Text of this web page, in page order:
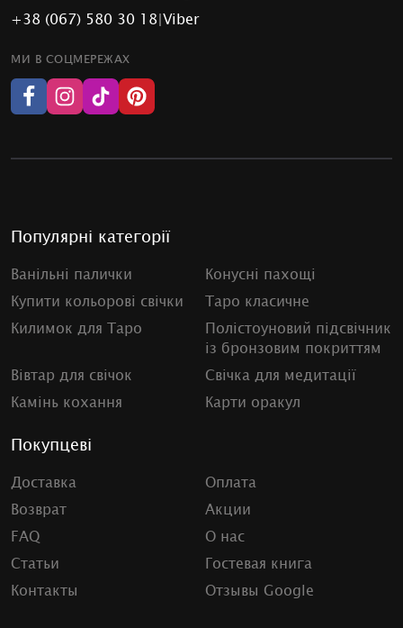
+38 (067) 580 30 18|Viber
МИ В СОЦМЕРЕЖАХ
Популярні категорії
Ванільні палички
Конусні пахощі
Купити кольорові свічки
Таро класичне
Килимок для Таро
Полістоуновий підсвічник
із бронзовим покриттям
Вівтар для свічок
Свічка для медитації
Камінь кохання
Карти оракул
Покупцеві
Доставка
Оплата
Возврат
Акции
FAQ
О нас
Статьи
Гостевая книга
Контакты
Отзывы Google